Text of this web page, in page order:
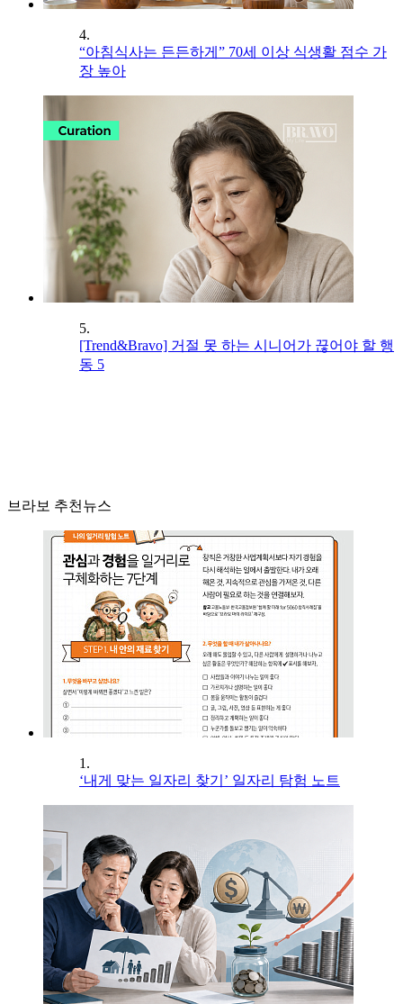
4.
“아침식사는 든든하게” 70세 이상 식생활 점수 가
장 높아
5.
[Trend&Bravo] 거절 못 하는 시니어가 끊어야 할 행
동 5
브라보 추천뉴스
1.
‘내게 맞는 일자리 찾기’ 일자리 탐험 노트